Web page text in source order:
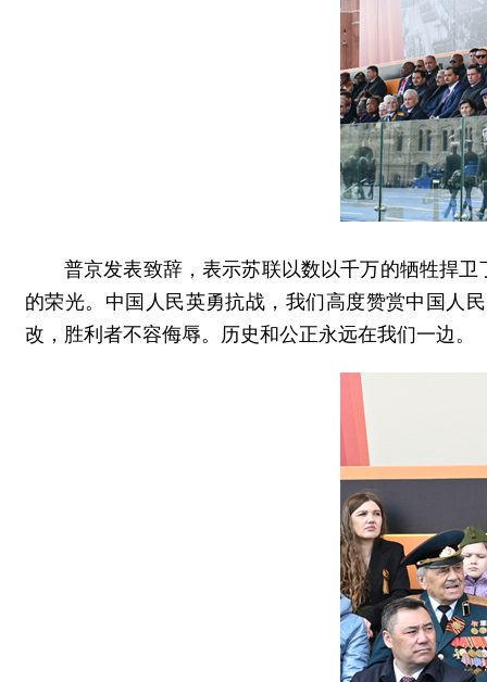
普京发表致辞，表示苏联以数以千万的牺牲捍
的荣光。中国人民英勇抗战，我们高度赞赏中国人
改，胜利者不容侮辱。历史和公正永远在我们一边。